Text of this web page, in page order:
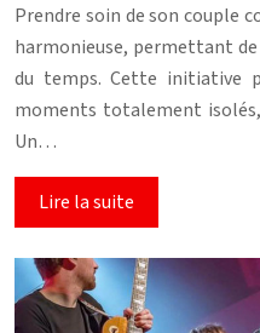
Prendre soin de son couple
harmonieuse, permettant
du temps. Cette initiative
moments totalement
Un…
Lire la suite